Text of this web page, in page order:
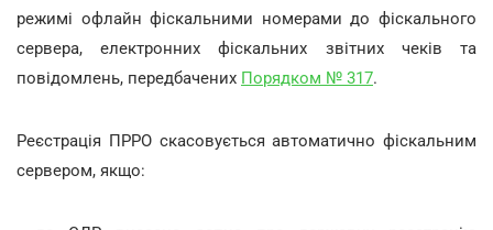
режимі офлайн фіскальними номерами до фіскального
сервера, електронних фіскальних звітних чеків та
повідомлень, передбачених Порядком № 317.
Реєстрація ПРРО скасовується автоматично фіскальним
сервером, якщо: